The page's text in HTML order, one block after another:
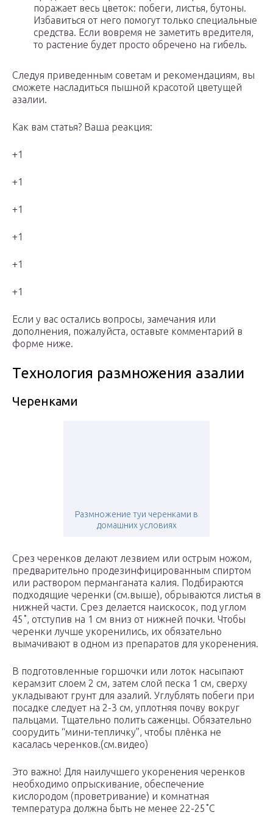
поражает весь цветок: побеги, листья, бутоны.
Избавиться от него помогут только специальные
средства. Если вовремя не заметить вредителя,
то растение будет просто обречено на гибель.
Следуя приведенным советам и рекомендациям, вы
сможете насладиться пышной красотой цветущей
азалии.
Как вам статья? Ваша реакция:
+1
+1
+1
+1
+1
+1
Если у вас остались вопросы, замечания или
дополнения, пожалуйста, оставьте комментарий в
форме ниже.
Технология размножения азалии
Черенками
Размножение туи черенками в
домашних условиях
Срез черенков делают лезвием или острым ножом,
предварительно продезинфицированным спиртом
или раствором перманганата калия. Подбираются
подходящие черенки (см.выше), обрываются листья в
нижней части. Срез делается наискосок, под углом
45˚, отступив на 1 см вниз от нижней почки. Чтобы
черенки лучше укоренились, их обязательно
вымачивают в одном из препаратов для укоренения.
В подготовленные горшочки или лоток насыпают
керамзит слоем 2 см, затем слой песка 1 см, сверху
укладывают грунт для азалий. Углублять побеги при
посадке следует на 2-3 см, уплотняя почву вокруг
пальцами. Тщательно полить саженцы. Обязательно
соорудить “мини-тепличку”, чтобы плёнка не
касалась черенков.(см.видео)
Это важно! Для наилучшего укоренения черенков
необходимо опрыскивание, обеспечение
кислородом (проветривание) и комнатная
температура должна быть не менее 22-25˚C